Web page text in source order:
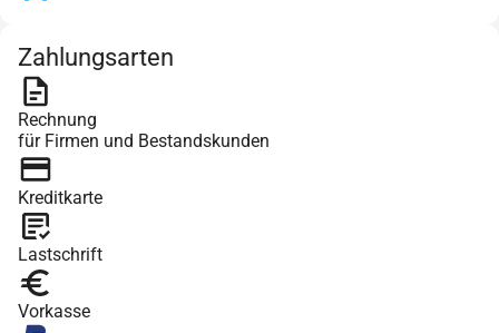
Zahlungsarten
Rechnung
für Firmen und Bestandskunden
Kreditkarte
Lastschrift
Vorkasse